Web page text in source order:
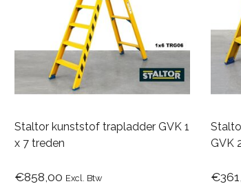
Staltor kunststof trapladder GVK 1
x 7 treden
€858,00 Excl. Btw
GVK